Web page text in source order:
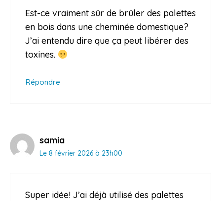
Est-ce vraiment sûr de brûler des palettes
en bois dans une cheminée domestique?
J’ai entendu dire que ça peut libérer des
toxines.
Répondre
samia
Le 8 février 2026 à 23h00
Super idée! J’ai déjà utilisé des palettes